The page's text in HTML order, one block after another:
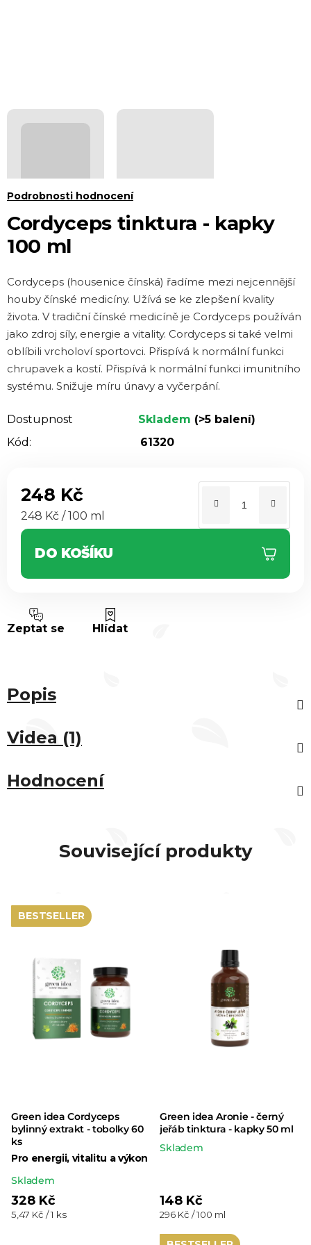
Cordyceps tinktura - kapky
100 ml
Průměrné
hodnocení
produktu
je
z 5
hvězdiček.
Podrobnosti hodnocení
Cordyceps (housenice čínská) řadíme mezi nejcennější
houby čínské medicíny. Užívá se ke zlepšení kvality
života. V tradiční čínské medicíně je Cordyceps používán
jako zdroj síly, energie a vitality. Cordyceps si také velmi
oblíbili vrcholoví sportovci. Přispívá k normální funkci
chrupavek a kostí. Přispívá k normální funkci imunitního
systému. Snižuje míru únavy a vyčerpání.
Dostupnost Skladem (>5 balení)
Kód:
61320
248 Kč
Měrná cena:
248 Kč / 100 ml
DO KOŠÍKU
Zeptat se Hlídat
Popis
Videa (1)
Hodnocení
Související produkty
BESTSELLER
Green idea Cordyceps
bylinný extrakt - tobolky 60
ks
Pro energii, vitalitu a výkon
Průměrné
hodnocení
produktu
Skladem
328 Kč
Měrná
5,47 Kč / 1 ks
Green idea Aronie - černý
jeřáb tinktura - kapky 50 ml
Skladem
148 Kč
Měrná
296 Kč / 100 ml